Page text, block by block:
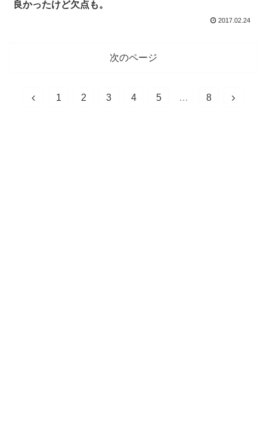
良かったけど欠点も。
2017.02.24
次のページ
1 2 3 4 5 … 8